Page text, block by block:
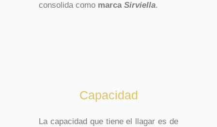
consolida como marca Sirviella.
Capacidad
La capacidad que tiene el llagar es de